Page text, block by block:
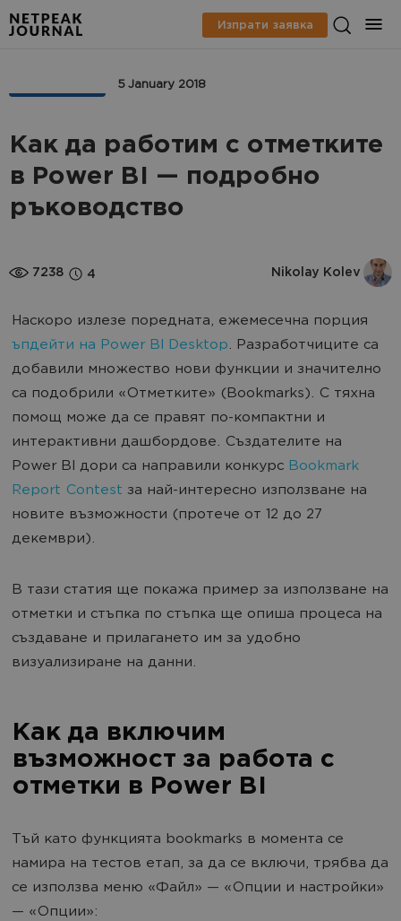
Изпрати заявка
5 January 2018
Как да работим с отметките
в Power BI — подробно
ръководство
7238 4 Nikolay Kolev
Наскоро излезе поредната, ежемесечна порция
ъпдейти на Power BI Desktop. Разработчиците са
добавили множество нови функции и значително
са подобрили «Отметките» (Bookmarks). С тяхна
помощ може да се правят по-компактни и
интерактивни дашбордове. Създателите на
Power BI дори са направили конкурс Bookmark
Report Contest за най-интересно използване на
новите възможности (протече от 12 до 27
декември).
В тази статия ще покажа пример за използване на
отметки и стъпка по стъпка ще опиша процеса на
създаване и прилагането им за удобно
визуализиране на данни.
Как да включим
възможност за работа с
отметки в Power BI
Тъй като функцията bookmarks в момента се
намира на тестов етап, за да се включи, трябва да
се използва меню «Файл» — «Опции и настройки»
— «Опции»: